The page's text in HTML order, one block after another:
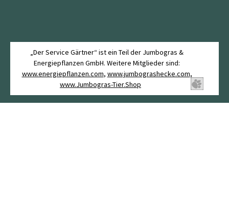
„Der Service Gärtner“ ist ein Teil der Jumbogras &
Energiepflanzen GmbH. Weitere Mitglieder sind:
www.energiepflanzen.com, www.jumbograshecke.com,
www.Jumbogras-Tier.Shop